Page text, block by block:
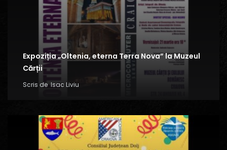
Expoziția „Oltenia, eterna Terra Nova” la Muzeul
Cărții
Scris de Isac Liviu